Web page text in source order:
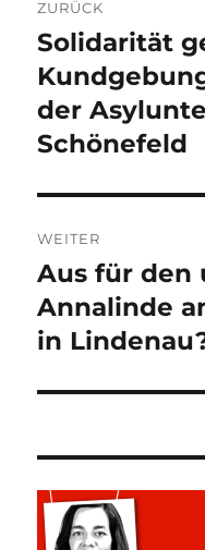
ZURÜCK
Vorheriger
Beitrag:
Solidarität
der
Schönefeld
WEITER
Nächster
Beitrag:
Aus für den
Annalinde
in